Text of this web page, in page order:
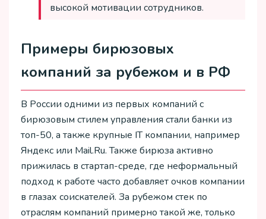
высокой мотивации сотрудников.
Примеры бирюзовых
компаний за рубежом и в РФ
В России одними из первых компаний с
бирюзовым стилем управления стали банки из
топ-50, а также крупные IT компании, например
Яндекс или Mail.Ru. Также бирюза активно
прижилась в стартап-среде, где неформальный
подход к работе часто добавляет очков компании
в глазах соискателей. За рубежом стек по
отраслям компаний примерно такой же, только